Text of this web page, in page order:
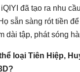
đã tạo ra nhu
sẵn sàng rót tiền
dài tập, phát sóng
loại Tiên Hiệp,